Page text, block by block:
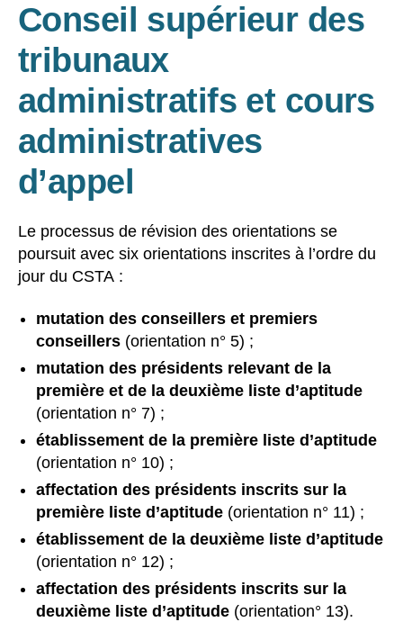
Conseil supérieur des
tribunaux
administratifs et cours
administratives
d’appel
Le processus de révision des orientations se
poursuit avec six orientations inscrites à l’ordre du
jour du CSTA :
mutation des conseillers et premiers
conseillers (orientation n° 5) ;
mutation des présidents relevant de la
première et de la deuxième liste d’aptitude
(orientation n° 7) ;
établissement de la première liste d’aptitude
(orientation n° 10) ;
affectation des présidents inscrits sur la
première liste d’aptitude (orientation n° 11) ;
établissement de la deuxième liste d’aptitude
(orientation n° 12) ;
affectation des présidents inscrits sur la
deuxième liste d’aptitude (orientation° 13).